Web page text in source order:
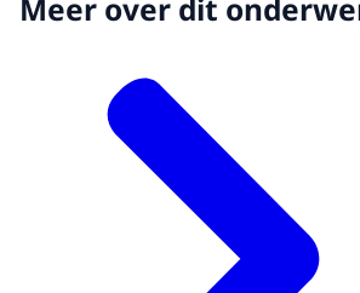
Meer over dit